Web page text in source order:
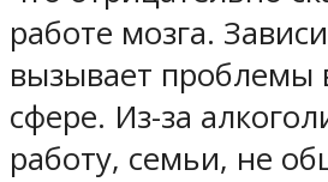
работе мозга.
вызывает проблемы
сфере. Из-за
работу, семьи, не